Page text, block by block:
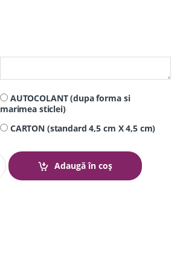
AUTOCOLANT (dupa forma si
marimea sticlei)
CARTON (standard 4,5 cm X 4,5 cm)
Adaugă în coș